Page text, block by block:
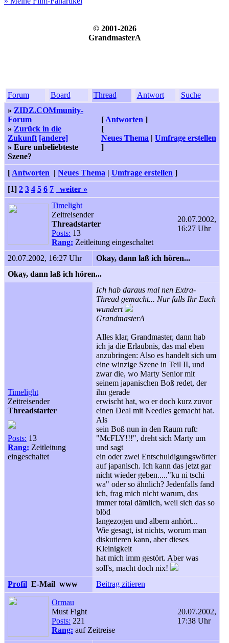
© 2001-2026
GrandmasterA
Forum Board Thread Antwort
Suche
» ZIDZ.COMmunity-
Forum
» Zurück in die
Zukunft [andere]
» Eure unbeliebteste
Szene?
[ Antworten ]
[
Neues Thema | Umfrage erstellen
]
[ Antworten | Neues Thema | Umfrage erstellen ]
[1] 2 3 4 5 6 7
weiter »
Timelight
Zeitreisender
Threadstarter
Posts: 13
Rang: Zeitleitung eingeschaltet
20.07.2002,
16:27 Uhr
20.07.2002, 16:27 Uhr
Okay, dann laß ich hören...
Okay, dann laß ich hören...
Timelight
Zeitreisender
Threadstarter
Posts: 13
Rang: Zeitleitung
eingeschaltet
Ich hab daraus mal nen Extra-
Thread gemacht... Nur falls Ihr Euch
wundert
GrandmasterA
Alles klar, Grandmaster, dann hab
ich ja die Erlaubnis, das mal eben
anzubringen: Also es handelt sich um
eine winzige Szene in Teil II, und
zwar die, wo Marty Senior mit
seinem japanischen Boß redet, der
ihn gerade
erwischt hat, wo er doch kurz zuvor
einen Deal mit Needles gemacht hat.
Als
sein Boß nun in den Raum ruft:
"McFLY!!!", dreht sich Marty um
und sagt
ein oder zwei Entschuldigungswörter
auf japanisch. Ich kann das jetzt gar
nicht wieder geben....."ku ni tschi
wa" oder so ähnlich? Jedenfalls fand
ich, frag mich nicht warum, das
immer total dämlich, weil sich das so
blöd
langezogen und albern anhört...
Wie gesagt, ist nichts, worum man
diskutieren kann, aber dieses
Kleinigkeit
hat mich imm gestört. Aber was
soll's, macht doch nix!
Profil E-Mail www Beitrag zitieren
Ormau
Must Fight
Posts: 221
Rang: auf Zeitreise
20.07.2002,
17:38 Uhr